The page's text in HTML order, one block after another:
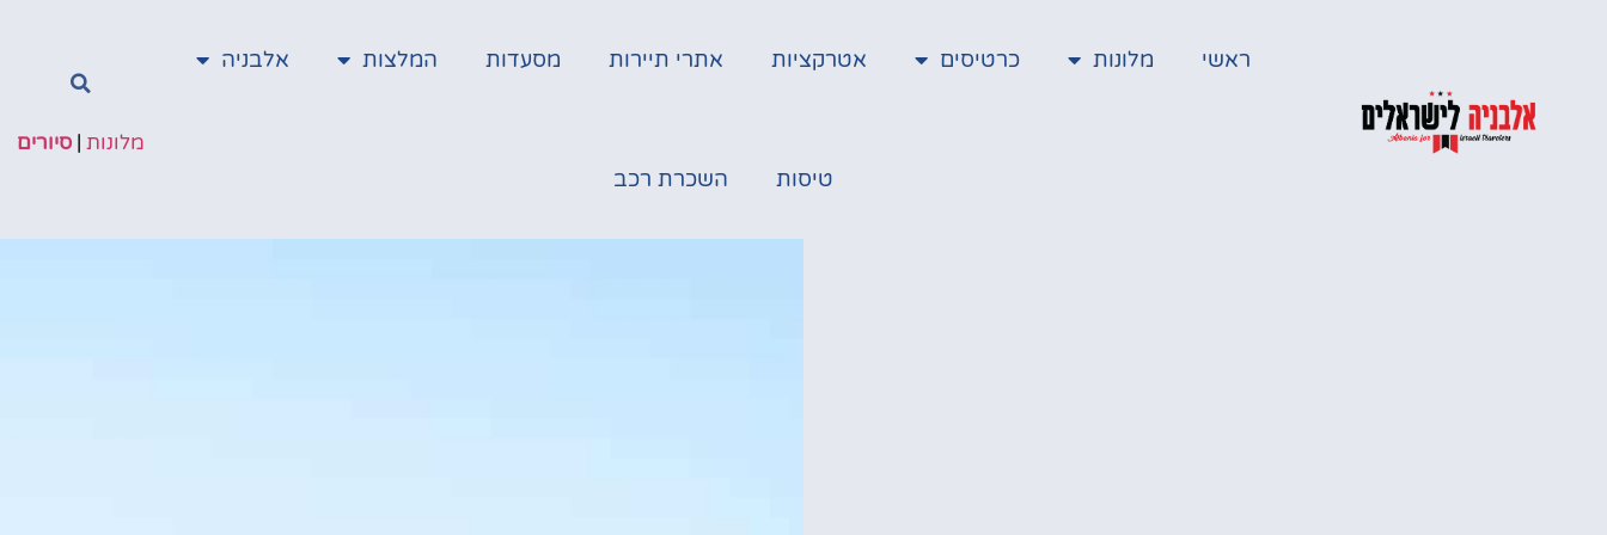
ראשי מלונות כרטיסים אטרקציות אתרי תיירות מסעדות המלצות אלבניה
טיסות השכרת רכב
מלונות |סיורים